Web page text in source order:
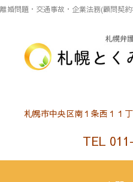
離婚問題・交通事故・企業法務(顧問契
札幌市中央区南１条西１１
TEL